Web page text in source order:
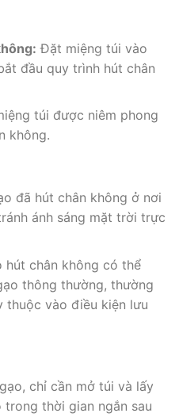
Đặt miệng túi vào
đầu quy trình hút chân
túi được niêm phong
không.
đã hút chân không ở nơi
ánh sáng mặt trời trực
hút chân không có thể
thông thường, thường
thuộc vào điều kiện lưu
chỉ cần mở túi và lấy
trong thời gian ngắn sau